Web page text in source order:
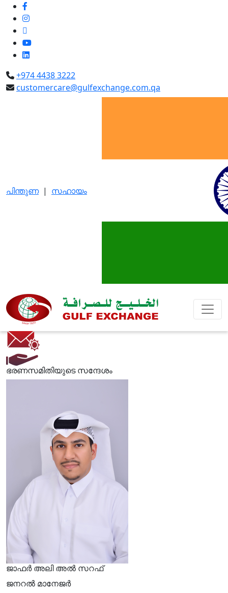
+974 4438 3222
customercare@gulfexchange.com.qa
പിന്തുണ | സഹായം
ഭരണസമിതിയുടെ സന്ദേശം
ജാഫർ അലി അൽ സറഫ്
ജനറൽ മാനേജർ